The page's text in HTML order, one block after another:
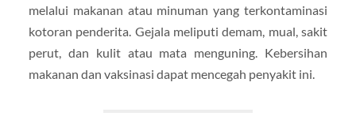
melalui makanan atau minuman yang terkontaminasi
kotoran penderita. Gejala meliputi demam, mual, sakit
perut, dan kulit atau mata menguning. Kebersihan
makanan dan vaksinasi dapat mencegah penyakit ini.